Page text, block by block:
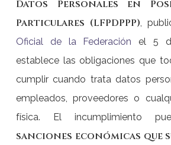
Datos Personales en
Particulares (LFPDPPP),
Oficial de la Federación el 5
establece las obligaciones que
cumplir cuando trata datos
empleados, proveedores o
física. El incumplimiento
sanciones económicas que